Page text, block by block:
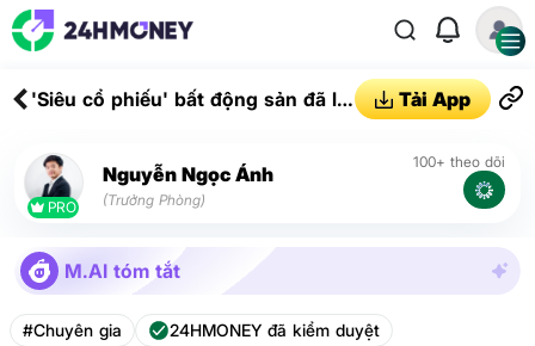
'Siêu cổ phiếu' bất động sản đã lộ
Tải App
PRO
Nguyễn Ngọc Ánh
(Trưởng Phòng)
100+ theo dõi
M.AI tóm tắt
#Chuyên gia 24HMONEY đã kiểm duyệt